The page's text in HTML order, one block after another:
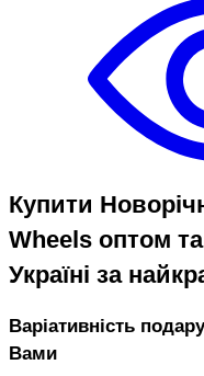
Купити
Wheels оптом
Україні за
Варіативність
Вами